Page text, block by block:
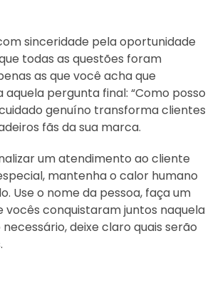
sinceridade pela oportunidade
todas as questões foram
as que você acha que
pergunta final: “Como posso
cuidado genuíno transforma clientes
fãs da sua marca.
um atendimento ao cliente
mantenha o calor humano
Use o nome da pessoa, faça um
vocês conquistaram juntos naquela
deixe claro quais serão